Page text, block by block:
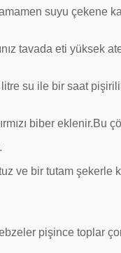
suyu çekene
tavada eti yüksek
su ile bir saat
biber eklenir.Bu
ve bir tutam şekerle
pişince toplar